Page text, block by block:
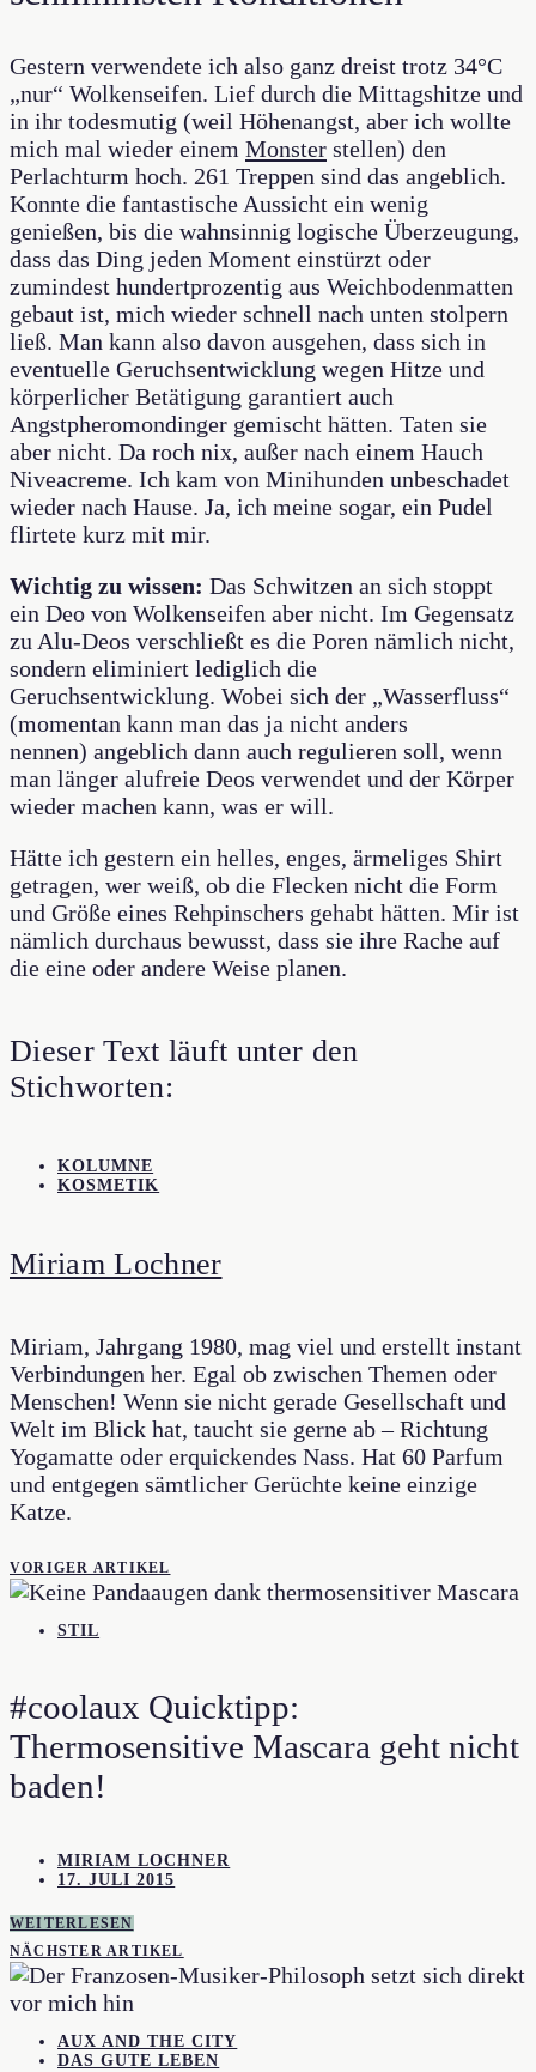
Gestern verwendete ich also ganz dreist trotz 34°C
„nur“ Wolkenseifen. Lief durch die Mittagshitze und
in ihr todesmutig (weil Höhenangst, aber ich wollte
mich mal wieder einem Monster stellen) den
Perlachturm hoch. 261 Treppen sind das angeblich.
Konnte die fantastische Aussicht ein wenig
genießen, bis die wahnsinnig logische Überzeugung,
dass das Ding jeden Moment einstürzt oder
zumindest hundertprozentig aus Weichbodenmatten
gebaut ist, mich wieder schnell nach unten stolpern
ließ. Man kann also davon ausgehen, dass sich in
eventuelle Geruchsentwicklung wegen Hitze und
körperlicher Betätigung garantiert auch
Angstpheromondinger gemischt hätten. Taten sie
aber nicht. Da roch nix, außer nach einem Hauch
Niveacreme. Ich kam von Minihunden unbeschadet
wieder nach Hause. Ja, ich meine sogar, ein Pudel
flirtete kurz mit mir.
Wichtig zu wissen: Das Schwitzen an sich stoppt
ein Deo von Wolkenseifen aber nicht. Im Gegensatz
zu Alu-Deos verschließt es die Poren nämlich nicht,
sondern eliminiert lediglich die
Geruchsentwicklung. Wobei sich der „Wasserfluss“
(momentan kann man das ja nicht anders
nennen) angeblich dann auch regulieren soll, wenn
man länger alufreie Deos verwendet und der Körper
wieder machen kann, was er will.
Hätte ich gestern ein helles, enges, ärmeliges Shirt
getragen, wer weiß, ob die Flecken nicht die Form
und Größe eines Rehpinschers gehabt hätten. Mir ist
nämlich durchaus bewusst, dass sie ihre Rache auf
die eine oder andere Weise planen.
Dieser Text läuft unter den
Stichworten:
KOLUMNE
KOSMETIK
Miriam Lochner
Miriam, Jahrgang 1980, mag viel und erstellt instant
Verbindungen her. Egal ob zwischen Themen oder
Menschen! Wenn sie nicht gerade Gesellschaft und
Welt im Blick hat, taucht sie gerne ab – Richtung
Yogamatte oder erquickendes Nass. Hat 60 Parfum
und entgegen sämtlicher Gerüchte keine einzige
Katze.
VORIGER ARTIKEL
STIL
#coolaux Quicktipp:
Thermosensitive Mascara geht nicht
baden!
MIRIAM LOCHNER
17. JULI 2015
WEITERLESEN
NÄCHSTER ARTIKEL
AUX AND THE CITY
DAS GUTE LEBEN